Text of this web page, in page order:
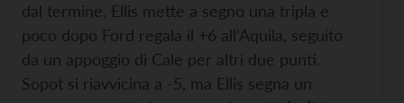
dal termine. Ellis mette a segno una tripla e
poco dopo Ford regala il +6 all’Aquila, seguito
da un appoggio di Cale per altri due punti.
Sopot si riavvicina a -5, ma Ellis segna un